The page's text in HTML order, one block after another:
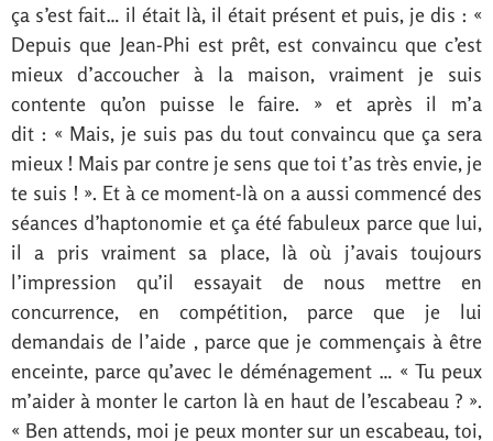
ça s’est fait… il était là, il était présent et puis, je dis : «
Depuis que Jean-Phi est prêt, est convaincu que c’est
mieux d’accoucher à la maison, vraiment je suis
contente qu’on puisse le faire. » et après il m’a
dit : « Mais, je suis pas du tout convaincu que ça sera
mieux ! Mais par contre je sens que toi t’as très envie, je
te suis ! ». Et à ce moment-là on a aussi commencé des
séances d’haptonomie et ça été fabuleux parce que lui,
il a pris vraiment sa place, là où j’avais toujours
l’impression qu’il essayait de nous mettre en
concurrence, en compétition, parce que je lui
demandais de l’aide , parce que je commençais à être
enceinte, parce qu’avec le déménagement … « Tu peux
m’aider à monter le carton là en haut de l’escabeau ? ».
« Ben attends, moi je peux monter sur un escabeau, toi,